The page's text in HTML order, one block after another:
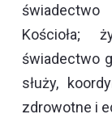
Kościoła;
świadectwo
służy,
zdrowotne i